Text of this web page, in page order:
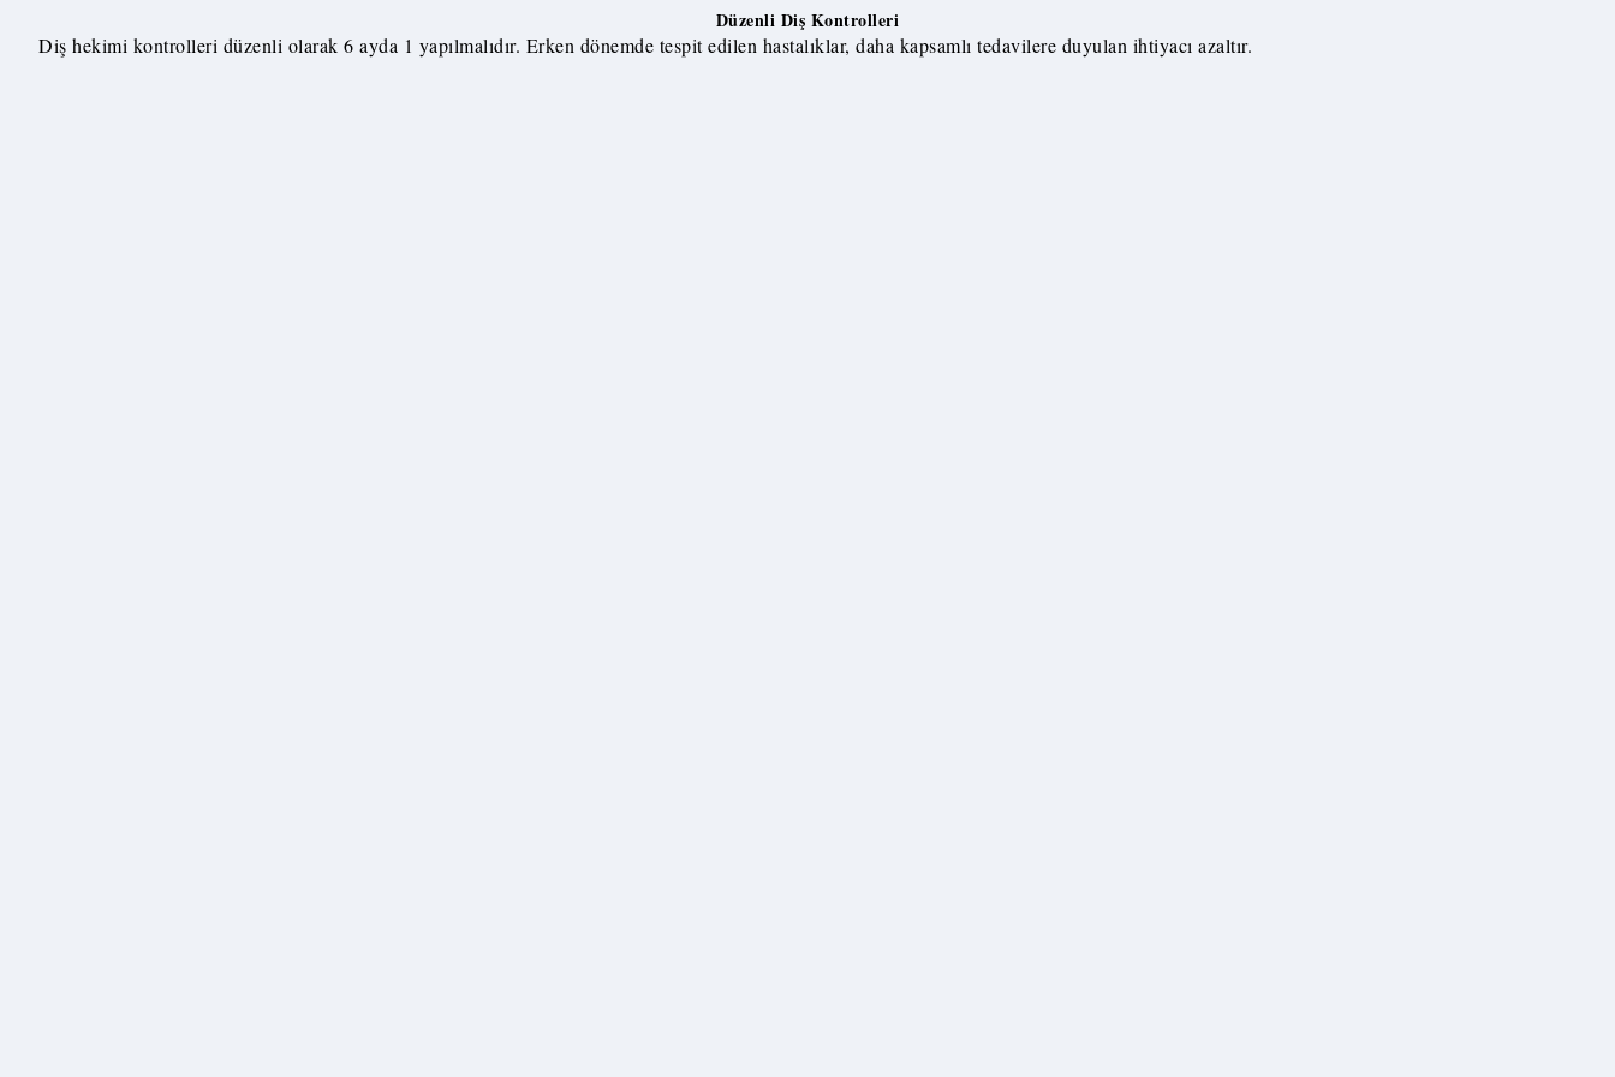
Düzenli Diş Kontrolleri
Diş hekimi kontrolleri düzenli olarak 6 ayda 1 yapılmalıdır. Erken dönemde tespit edilen hastalıklar, daha kapsamlı tedavilere duyulan ihtiyacı azaltır.